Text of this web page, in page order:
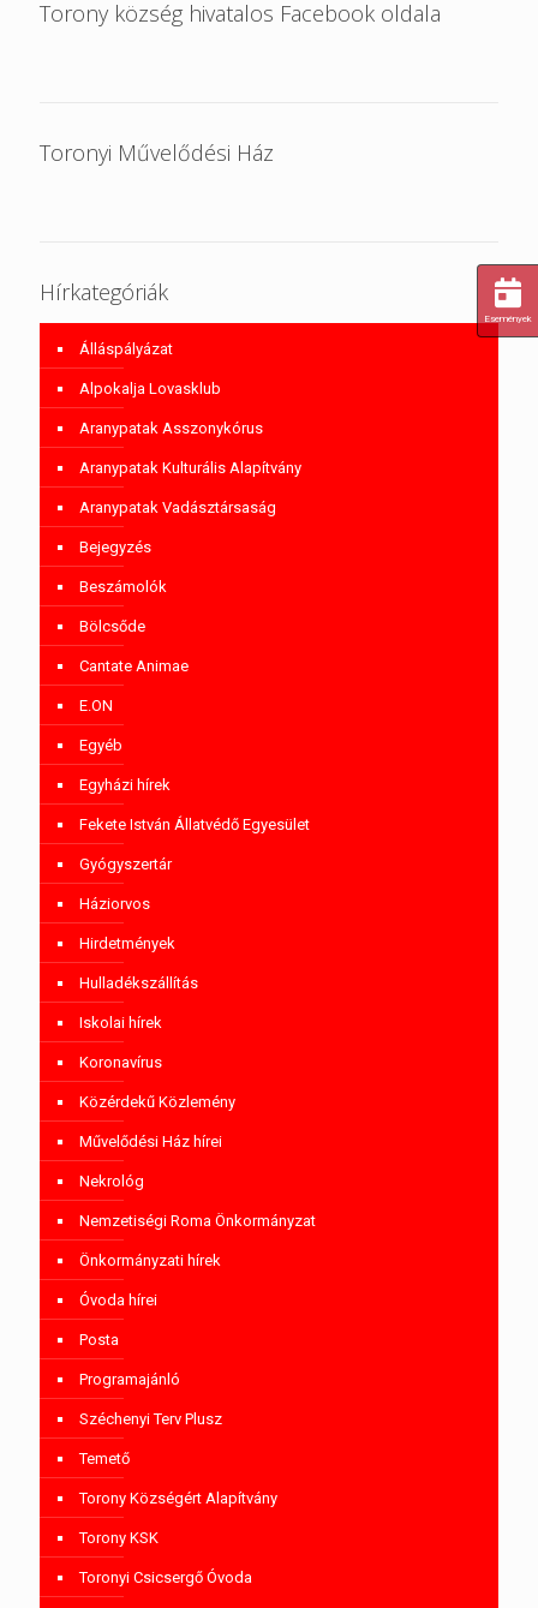
Torony község hivatalos Facebook oldala
Toronyi Művelődési Ház
Hírkategóriák
Álláspályázat
Alpokalja Lovasklub
Aranypatak Asszonykórus
Aranypatak Kulturális Alapítvány
Aranypatak Vadásztársaság
Bejegyzés
Beszámolók
Bölcsőde
Cantate Animae
E.ON
Egyéb
Egyházi hírek
Fekete István Állatvédő Egyesület
Gyógyszertár
Háziorvos
Hirdetmények
Hulladékszállítás
Iskolai hírek
Koronavírus
Közérdekű Közlemény
Művelődési Ház hírei
Nekrológ
Nemzetiségi Roma Önkormányzat
Önkormányzati hírek
Óvoda hírei
Posta
Programajánló
Széchenyi Terv Plusz
Temető
Torony Községért Alapítvány
Torony KSK
Toronyi Csicsergő Óvoda
Események